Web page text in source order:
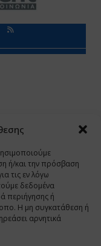
ή/και την πρόσβαση
τις εν λόγω
δεδομένα
περιήγησης ή
Η μη συγκατάθεση ή
αρνητικά
Α.Ε.
• www.YO.gr
SA.gr